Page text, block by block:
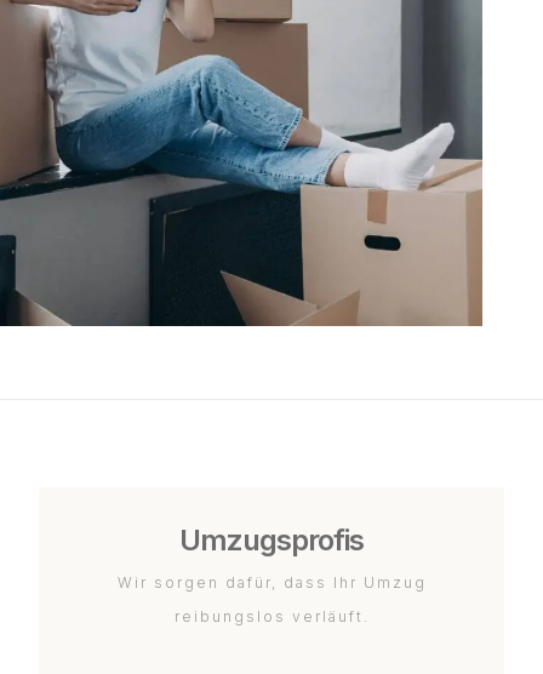
Umzugsprofis
Wir sorgen dafür, dass Ihr Umzug
reibungslos verläuft.